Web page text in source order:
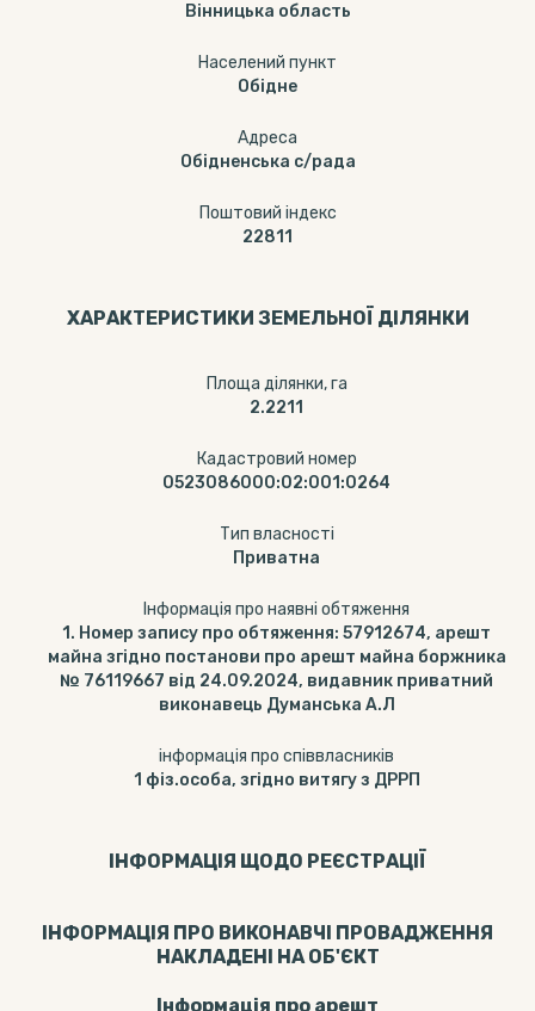
Вінницька область
Населений пункт
Обідне
Адреса
Обідненська с/рада
Поштовий індекс
22811
ХАРАКТЕРИСТИКИ ЗЕМЕЛЬНОЇ ДІЛЯНКИ
Площа ділянки, га
2.2211
Кадастровий номер
0523086000:02:001:0264
Тип власності
Приватна
Інформація про наявні обтяження
1. Номер запису про обтяження: 57912674, арешт
майна згідно постанови про арешт майна боржника
№ 76119667 від 24.09.2024, видавник приватний
виконавець Думанська А.Л
інформація про співвласників
1 фіз.особа, згідно витягу з ДРРП
ІНФОРМАЦІЯ ЩОДО РЕЄСТРАЦІЇ
ІНФОРМАЦІЯ ПРО ВИКОНАВЧІ ПРОВАДЖЕННЯ
НАКЛАДЕНІ НА ОБ'ЄКТ
Інформація про арешт